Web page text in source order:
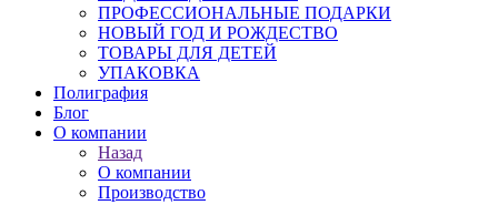
ПРОФЕССИОНАЛЬНЫЕ ПОДАРКИ
НОВЫЙ ГОД И РОЖДЕСТВО
ТОВАРЫ ДЛЯ ДЕТЕЙ
УПАКОВКА
Полиграфия
Блог
О компании
Назад
О компании
Производство